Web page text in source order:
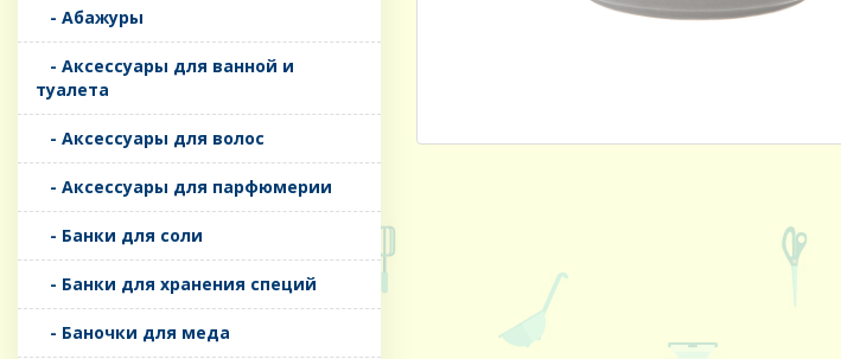
- Абажуры
- Аксессуары для ванной и
туалета
- Аксессуары для волос
- Аксессуары для парфюмерии
- Банки для соли
- Банки для хранения специй
- Баночки для меда